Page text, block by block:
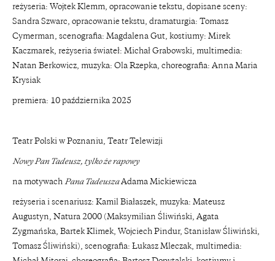
reżyseria: Wojtek Klemm, opracowanie tekstu, dopisane sceny:
Sandra Szwarc, opracowanie tekstu, dramaturgia: Tomasz
Cymerman, scenografia: Magdalena Gut, kostiumy: Mirek
Kaczmarek, reżyseria świateł: Michał Grabowski, multimedia:
Natan Berkowicz, muzyka: Ola Rzepka, choreografia: Anna Maria
Krysiak
premiera: 10 października 2025
Teatr Polski w Poznaniu, Teatr Telewizji
Nowy Pan Tadeusz, tylko że rapowy
na motywach Pana TadeuszaAdama Mickiewicza
reżyseria i scenariusz: Kamil Białaszek, muzyka: Mateusz
Augustyn, Natura 2000 (Maksymilian Śliwiński, Agata
Zygmańska, Bartek Klimek, Wojciech Pindur, Stanisław Śliwiński,
Tomasz Śliwiński), scenografia: Łukasz Mleczak, multimedia: